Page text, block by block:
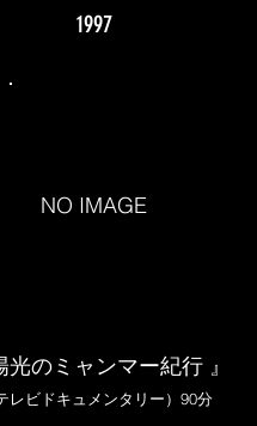
1997
NO IMAGE
光のミャンマー紀行 』
レビドキュメンタリー）90分